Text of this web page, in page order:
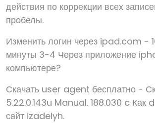
действия по коррекции всех
пробелы.
Изменить логин через ipad.com -
минуты 3-4 Через приложение
компьютере?
Скачать user agent бесплатно -
5.22.0.143u Manual. 188.030 c Как
сайт izadelyh.